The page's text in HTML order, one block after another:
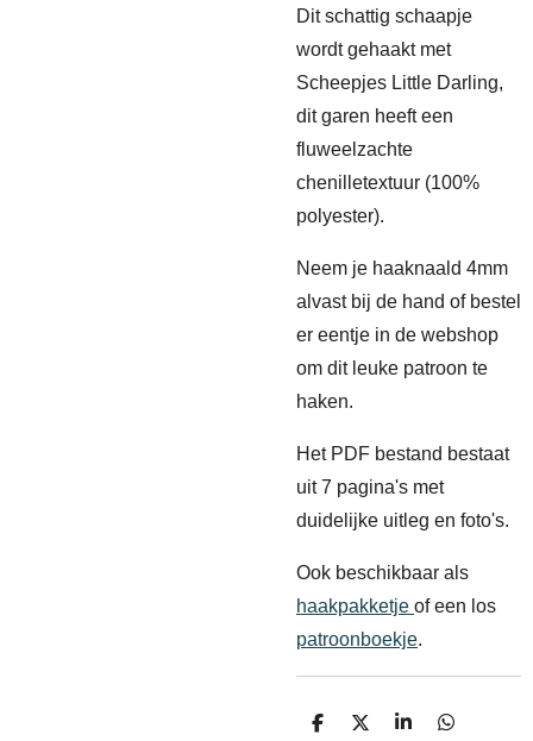
Dit schattig schaapje
wordt gehaakt met
Scheepjes Little Darling,
dit garen heeft een
fluweelzachte
chenilletextuur (100%
polyester).
Neem je haaknaald 4mm
alvast bij de hand of bestel
er eentje in de webshop
om dit leuke patroon te
haken.
Het PDF bestand bestaat
uit 7 pagina's met
duidelijke uitleg en foto's.
Ook beschikbaar als
haakpakketje of een los
patroonboekje.
D
D
S
D